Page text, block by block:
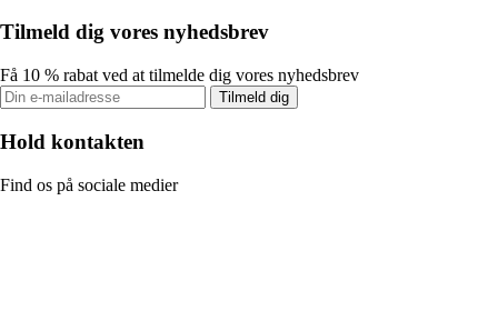
Tilmeld dig vores nyhedsbrev
Få 10 % rabat ved at tilmelde dig vores nyhedsbrev
Tilmeld dig
Hold kontakten
Find os på sociale medier